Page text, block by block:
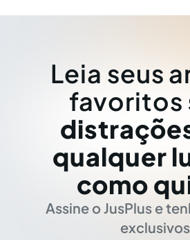
Leia seus
favoritos
qualquer
como
Assine o JusPlus e
exclusivos